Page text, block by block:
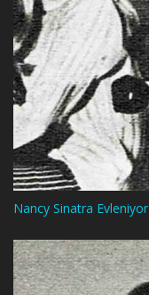
Nancy Sinatra Evleniyor